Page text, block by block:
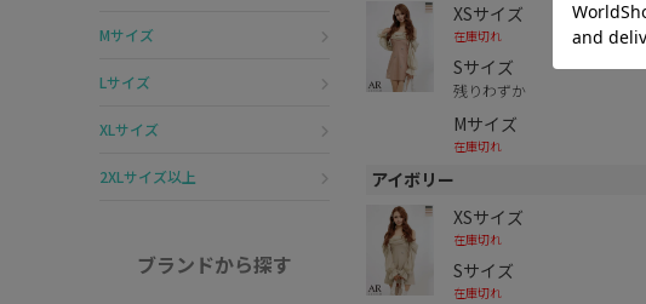
Mサイズ
Lサイズ
XLサイズ
2XLサイズ以上
ブランドから探す
XSサイズ
在庫切れ
Sサイズ
残りわずか
Mサイズ
在庫切れ
アイボリー
XSサイズ
在庫切れ
Sサイズ
在庫切れ